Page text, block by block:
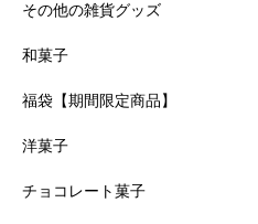
その他の雑貨グッズ
和菓子
福袋【期間限定商品】
洋菓子
チョコレート菓子